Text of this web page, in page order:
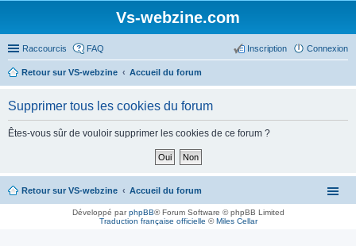
Vs-webzine.com
Raccourcis FAQ Connexion
Inscription
Retour sur VS-webzine Accueil du forum
Supprimer tous les cookies du forum
Êtes-vous sûr de vouloir supprimer les cookies de ce forum ?
Retour sur VS-webzine Accueil du forum
Développé parphpBB® Forum Software © phpBB Limited
Traduction française officielle ©Miles Cellar